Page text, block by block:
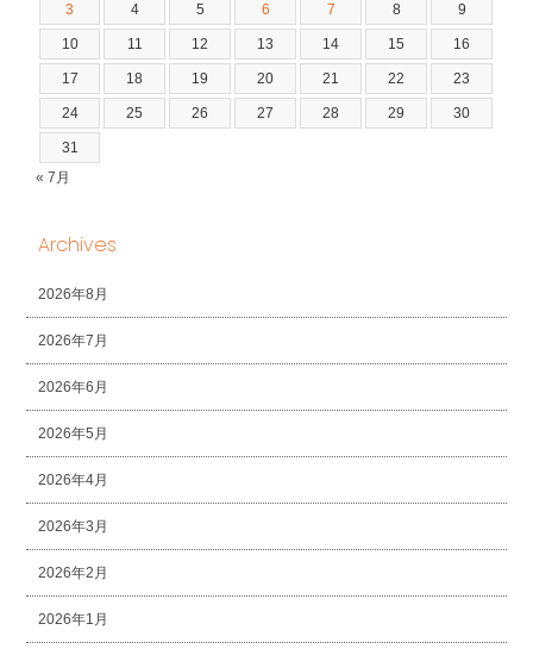
3 4 5 6 7 8 9
10 11 12 13 14 15 16
17 18 19 20 21 22 23
24 25 26 27 28 29 30
31
« 7月
Archives
2026年8月
2026年7月
2026年6月
2026年5月
2026年4月
2026年3月
2026年2月
2026年1月